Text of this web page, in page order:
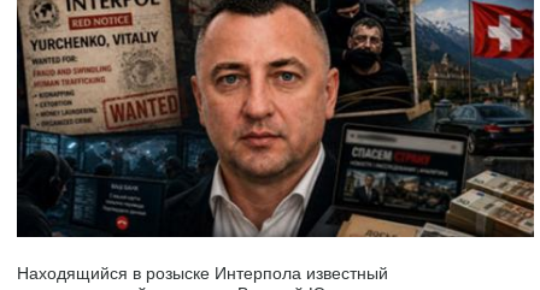
Находящийся в розыске Интерпола известный